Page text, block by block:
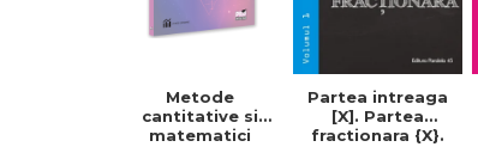
Metode
cantitative si
matematici
Partea intreaga
[X]. Partea
fractionara {X}.